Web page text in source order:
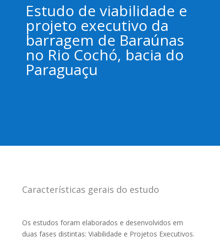
Estudo de viabilidade e
projeto executivo da
barragem de Baraúnas
no Rio Cochó, bacia do
Paraguaçu
Características gerais do estudo
Os estudos foram elaborados e desenvolvidos em
duas fases distintas: Viabilidade e Projetos Executivos.